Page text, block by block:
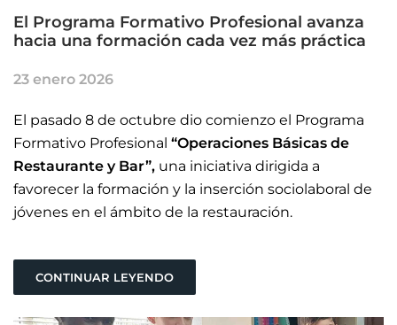
El Programa Formativo Profesional avanza
hacia una formación cada vez más práctica
23 enero 2026
El pasado 8 de octubre dio comienzo el Programa
Formativo Profesional “Operaciones Básicas de
Restaurante y Bar”, una iniciativa dirigida a
favorecer la formación y la inserción sociolaboral de
jóvenes en el ámbito de la restauración.
CONTINUAR LEYENDO